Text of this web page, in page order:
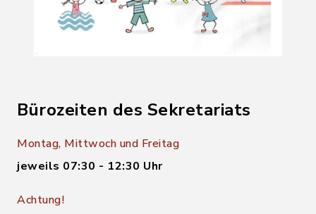
Bürozeiten des Sekretariats
Montag, Mittwoch und Freitag
jeweils 07:30 - 12:30 Uhr
Achtung!